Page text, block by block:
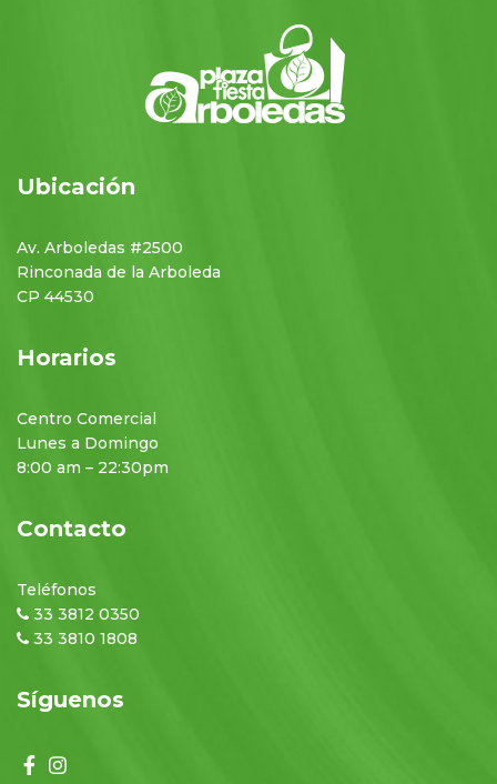
Ubicación
Av. Arboledas #2500
Rinconada de la Arboleda
CP 44530
Horarios
Centro Comercial
Lunes a Domingo
8:00 am – 22:30pm
Contacto
Teléfonos
33 3812 0350
33 3810 1808
Síguenos